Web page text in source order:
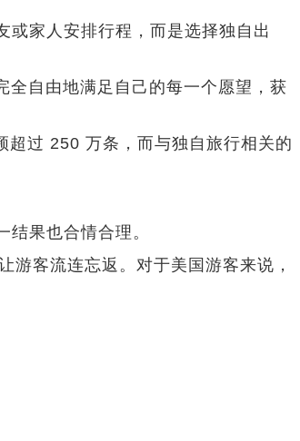
家人安排行程，而是选择独自出
全自由地满足自己的每一个愿望，获
过 250 万条，而与独自旅行相关的
果也合情合理。
客流连忘返。对于美国游客来说，